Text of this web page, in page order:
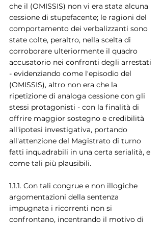
che il (OMISSIS) non vi era stata alcuna
cessione di stupefacente; le ragioni del
comportamento dei verbalizzanti sono
state colte, peraltro, nella scelta di
corroborare ulteriormente il quadro
accusatorio nei confronti degli arrestati
- evidenziando come l'episodio del
(OMISSIS), altro non era che la
ripetizione di analoga cessione con gli
stessi protagonisti - con la finalità di
offrire maggior sostegno e credibilità
all'ipotesi investigativa, portando
all'attenzione del Magistrato di turno
fatti inquadrabili in una certa serialità, e
come tali più plausibili.
1.1.1. Con tali congrue e non illogiche
argomentazioni della sentenza
impugnata i ricorrenti non si
confrontano, incentrando il motivo di